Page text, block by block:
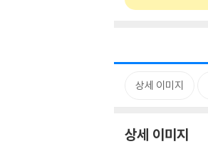
상세 이미지
상세 이미지